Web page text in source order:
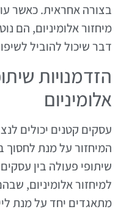
בצורה אחראית. כאשר
מיחזור אלומיניום, הם
דבר שיכול להוביל
הזדמנויות
אלומיניום
עסקים קטנים יכולים
המיחזור על מנת
שיתופי פעולה בין
למיחזור אלומיניום,
מתאגדים יחד על מנת